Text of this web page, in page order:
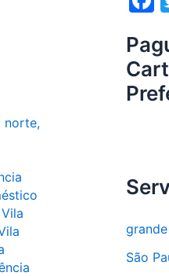
norte,
c
e
b
k
São